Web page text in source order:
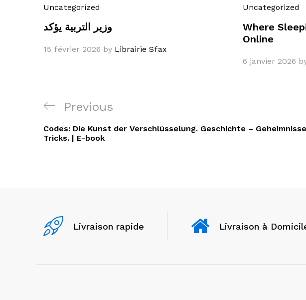
Uncategorized
وزير التربية يؤكد
15 février 2026 by Librairie Sfax
Uncategorized
Where
Online
6 janvier 2026
Navigation
de
l’article
Previous
Post
Previous
Codes: Die Kunst der Verschlüsselung. Geschichte –
Tricks. | E-book
Livraison rapide Livraison à